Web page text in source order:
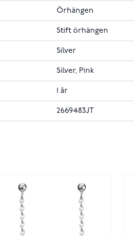
Örhängen
Stift örhängen
Silver
Silver, Pink
1 år
2669483JT